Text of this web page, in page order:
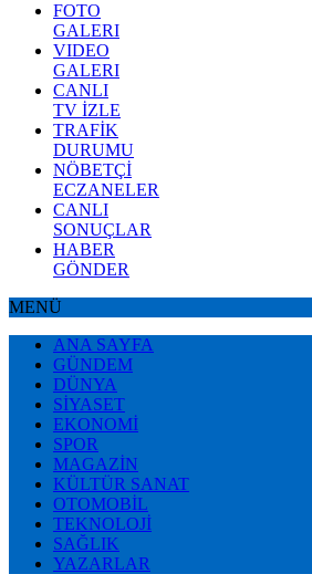
FOTO
GALERI
VIDEO
GALERI
CANLI
TV İZLE
TRAFİK
DURUMU
NÖBETÇİ
ECZANELER
CANLI
SONUÇLAR
HABER
GÖNDER
MENÜ
ANA SAYFA
GÜNDEM
DÜNYA
SİYASET
EKONOMİ
SPOR
MAGAZİN
KÜLTÜR SANAT
OTOMOBİL
TEKNOLOJİ
SAĞLIK
YAZARLAR